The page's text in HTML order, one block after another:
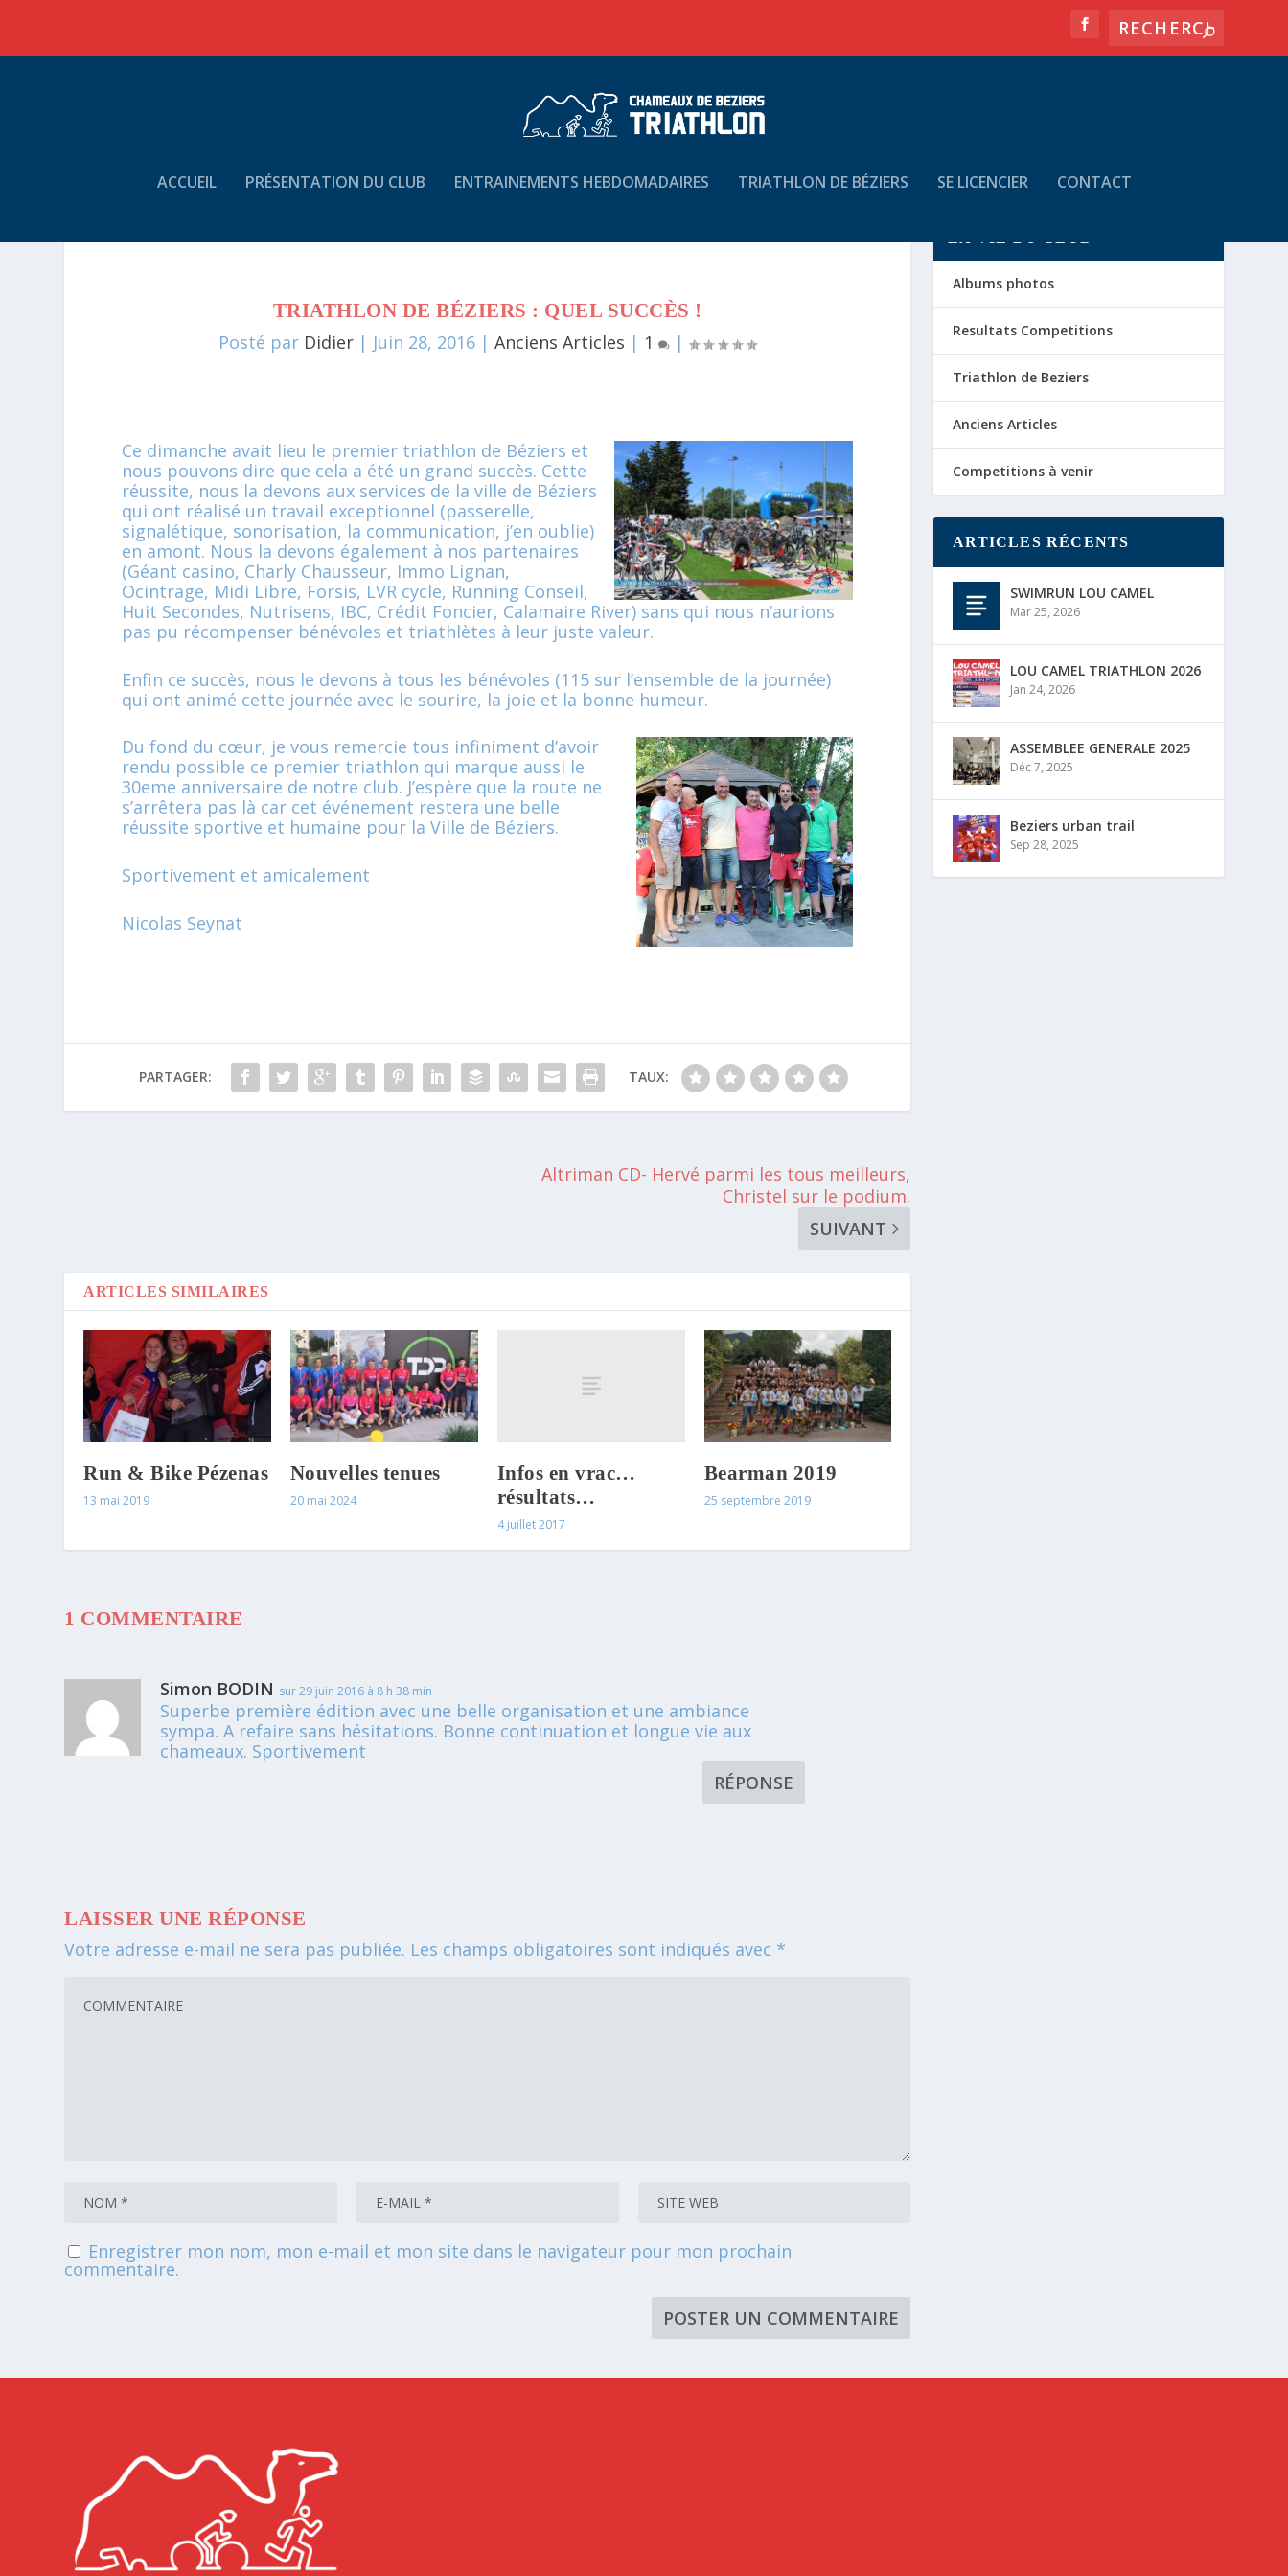
ACCUEIL PRÉSENTATION DU CLUB ENTRAINEMENTS HEBDOMADAIRES TRIATHLON DE BÉZIERS SE LICENCIER CONTACT
TRIATHLON DE BÉZIERS : QUEL SUCCÈS !
Posté par Didier | Juin 28, 2016 |Anciens Articles | 1 |
Ce dimanche avait lieu le premier triathlon de Béziers et
nous pouvons dire que cela a été un grand succès. Cette
réussite, nous la devons aux services de la ville de Béziers
qui ont réalisé un travail exceptionnel (passerelle,
signalétique, sonorisation, la communication, j’en oublie)
en amont. Nous la devons également à nos partenaires
(Géant casino, Charly Chausseur, Immo Lignan,
Ocintrage, Midi Libre, Forsis, LVR cycle, Running Conseil,
Huit Secondes, Nutrisens, IBC, Crédit Foncier, Calamaire River) sans qui nous n’aurions
pas pu récompenser bénévoles et triathlètes à leur juste valeur.
Enfin ce succès, nous le devons à tous les bénévoles (115 sur l’ensemble de la journée)
qui ont animé cette journée avec le sourire, la joie et la bonne humeur.
Du fond du cœur, je vous remercie tous infiniment d’avoir
rendu possible ce premier triathlon qui marque aussi le
30eme anniversaire de notre club. J’espère que la route ne
s’arrêtera pas là car cet événement restera une belle
réussite sportive et humaine pour la Ville de Béziers.
Sportivement et amicalement
Nicolas Seynat
PARTAGER: TAUX:
Altriman CD- Hervé parmi les tous meilleurs,
Christel sur le podium.
SUIVANT
ARTICLES SIMILAIRES
Run & Bike Pézenas
13 mai 2019
Nouvelles tenues
20 mai 2024
Infos en vrac…
résultats…
4 juillet 2017
Bearman 2019
25 septembre 2019
1 COMMENTAIRE
Simon BODIN sur 29 juin 2016 à 8 h 38 min
Superbe première édition avec une belle organisation et une ambiance
sympa. A refaire sans hésitations. Bonne continuation et longue vie aux
chameaux. Sportivement
RÉPONSE
LAISSER UNE RÉPONSE
Votre adresse e-mail ne sera pas publiée. Les champs obligatoires sont indiqués avec *
Enregistrer mon nom, mon e-mail et mon site dans le navigateur pour mon prochain
commentaire.
LA VIE DU CLUB
Albums photos
Resultats Competitions
Triathlon de Beziers
Anciens Articles
Competitions à venir
ARTICLES RÉCENTS
SWIMRUN LOU CAMEL
Mar 25, 2026
LOU CAMEL TRIATHLON 2026
Jan 24, 2026
ASSEMBLEE GENERALE 2025
Déc 7, 2025
Beziers urban trail
Sep 28, 2025